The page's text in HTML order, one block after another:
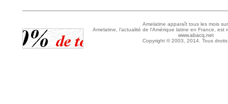
Amelatine apparaît tous les mois
Amelatine, l'actualité de l'Amérique latine en France, est
www.abacq.net
Copyright © 2003, 2014. Tous